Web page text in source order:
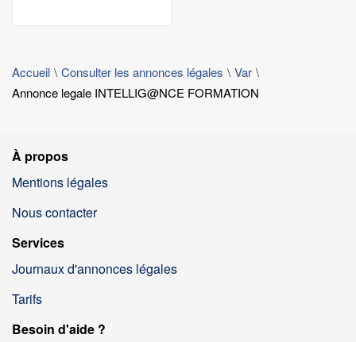
Accueil Consulter les annonces légales
Var
Annonce legale INTELLIG@NCE FORMATION
À propos
Mentions légales
Nous contacter
Services
Journaux d'annonces légales
Tarifs
Besoin d'aide ?